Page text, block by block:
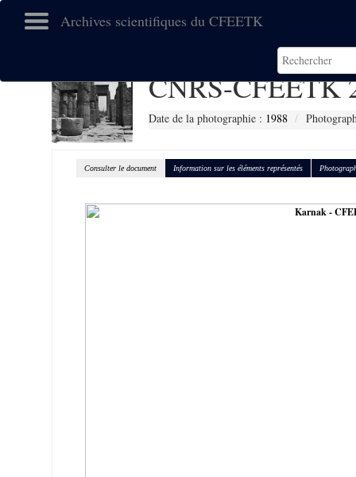
Archives scientifiques du CFEETK
CNRS-CFEETK
Date de la photographie : 1988
Consulter le document Information sur les éléments représentés